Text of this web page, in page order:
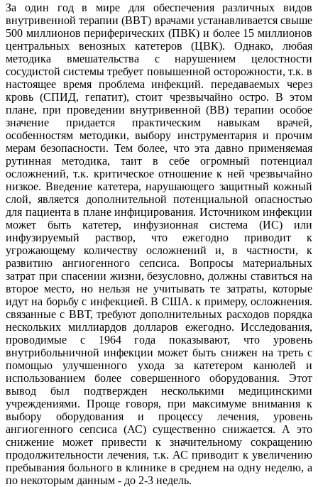
За один год в мире для обеспечения различных видов
внутривенной терапии (ВВТ) врачами устанавливается свыше
500 миллионов периферических (ПВК) и более 15 миллионов
центральных венозных катетеров (ЦВК). Однако, любая
методика вмешательства с нарушением целостности
сосудистой системы требует повышенной осторожности, т.к. в
настоящее время проблема инфекций. передаваемых через
кровь (СПИД, гепатит), стоит чрезвычайно остро. В этом
плане, при проведении внутривенной (ВВ) терапии особое
значение придается практическим навыкам врачей,
особенностям методики, выбору инструментария и прочим
мерам безопасности. Тем более, что эта давно применяемая
рутинная методика, таит в себе огромный потенциал
осложнений, т.к. критическое отношение к ней чрезвычайно
низкое. Введение катетера, нарушающего защитный кожный
слой, является дополнительной потенциальной опасностью
для пациента в плане инфицирования. Источником инфекции
может быть катетер, инфузионная система (ИС) или
инфузируемый раствор, что ежегодно приводит к
угрожающему количеству осложнений и, в частности, к
развитию ангиогенного сепсиса. Вопросы материальных
затрат при спасении жизни, безусловно, должны ставиться на
второе место, но нельзя не учитывать те затраты, которые
идут на борьбу с инфекцией. В США. к примеру, осложнения.
связанные с ВВТ, требуют дополнительных расходов порядка
нескольких миллиардов долларов ежегодно. Исследования,
проводимые с 1964 года показывают, что уровень
внутрибольничной инфекции может быть снижен на треть с
помощью улучшенного ухода за катетером канюлей и
использованием более совершенного оборудования. Этот
вывод был подтвержден несколькими медицинскими
учреждениями. Проще говоря, при максимуме внимания к
выбору оборудования и процессу лечения, уровень
ангиогенного сепсиса (АС) существенно снижается. А это
снижение может привести к значительному сокращению
продолжительности лечения, т.к. АС приводит к увеличению
пребывания больного в клинике в среднем на одну неделю, а
по некоторым данным - до 2-3 недель.